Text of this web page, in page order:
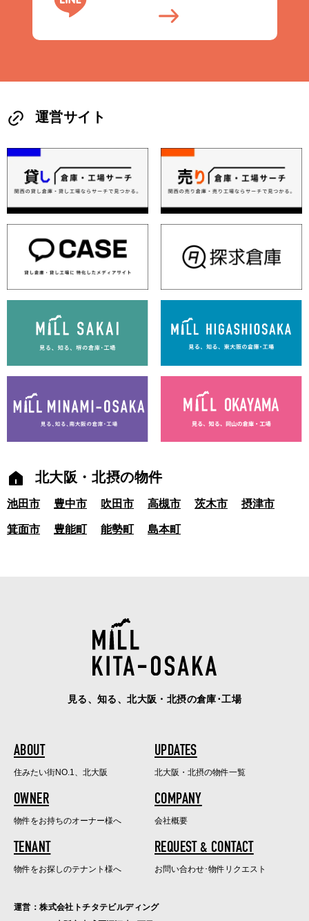
運営サイト
北大阪・北摂の物件
池田市 豊中市 吹田市 高槻市 茨木市 摂津市
箕面市 豊能町 能勢町 島本町
見る、知る、北大阪・北摂の倉庫･工場
ABOUT
住みたい街NO.1、北大阪
UPDATES
北大阪・北摂の物件一覧
OWNER
物件をお持ちのオーナー様へ
COMPANY
会社概要
TENANT
物件をお探しのテナント様へ
REQUEST & CONTACT
お問い合わせ･物件リクエスト
運営：株式会社トチタテビルディング